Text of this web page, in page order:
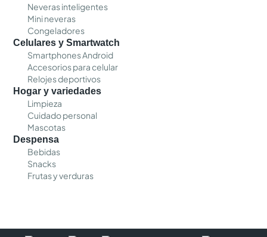
Neveras inteligentes
Mini neveras
Congeladores
Celulares y Smartwatch
Smartphones Android
Accesorios para celular
Relojes deportivos
Hogar y variedades
Limpieza
Cuidado personal
Mascotas
Despensa
Bebidas
Snacks
Frutas y verduras